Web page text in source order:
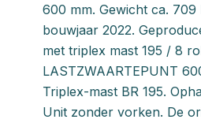
600 mm. Gewicht ca. 709
bouwjaar 2022.
met triplex mast 195 / 8
LASTZWAARTEPUNT
Triplex-mast BR 195.
Unit zonder vorken. De